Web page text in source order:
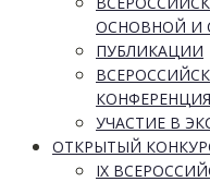
ОСНОВНОЙ И
ПУБЛИКАЦИИ
КОНФЕРЕНЦИЯ
УЧАСТИЕ В
ОТКРЫТЫЙ
IX